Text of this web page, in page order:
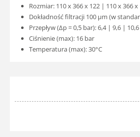
Rozmiar: 110 x 366 x 122 | 110 x 366
Dokładność filtracji 100 μm (w
Przepływ (Δp = 0,5 bar): 6,4 | 9,6 |
Ciśnienie (max): 16 bar
Temperatura (max): 30°C